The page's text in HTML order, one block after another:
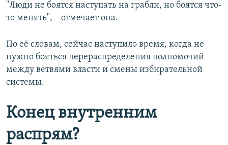
"Люди не боятся наступать на грабли, но боятся что-
то менять", – отмечает она.
По её словам, сейчас наступило время, когда не
нужно бояться перераспределения полномочий
между ветвями власти и смены избирательной
системы.
Конец внутренним
распрям?